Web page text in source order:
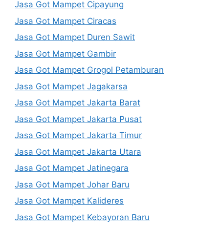
Jasa Got Mampet Cipayung
Jasa Got Mampet Ciracas
Jasa Got Mampet Duren Sawit
Jasa Got Mampet Gambir
Jasa Got Mampet Grogol Petamburan
Jasa Got Mampet Jagakarsa
Jasa Got Mampet Jakarta Barat
Jasa Got Mampet Jakarta Pusat
Jasa Got Mampet Jakarta Timur
Jasa Got Mampet Jakarta Utara
Jasa Got Mampet Jatinegara
Jasa Got Mampet Johar Baru
Jasa Got Mampet Kalideres
Jasa Got Mampet Kebayoran Baru